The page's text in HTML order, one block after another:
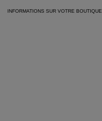
INFORMATIONS SUR VOTRE BOUTIQUE